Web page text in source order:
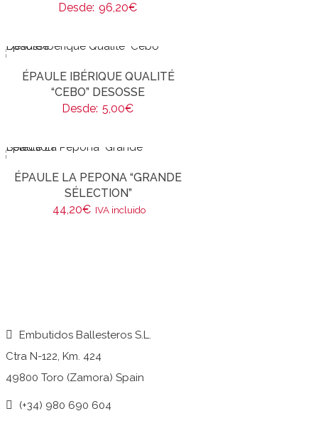
Desde: 96,20€
ÉPAULE IBÉRIQUE QUALITÉ
“CEBO” DESOSSE
Desde: 5,00€
ÉPAULE LA PEPONA “GRANDE
SÉLECTION”
44,20€ IVA incluido
Embutidos Ballesteros S.L.
Ctra N-122, Km. 424
49800 Toro (Zamora) Spain
(+34) 980 690 604